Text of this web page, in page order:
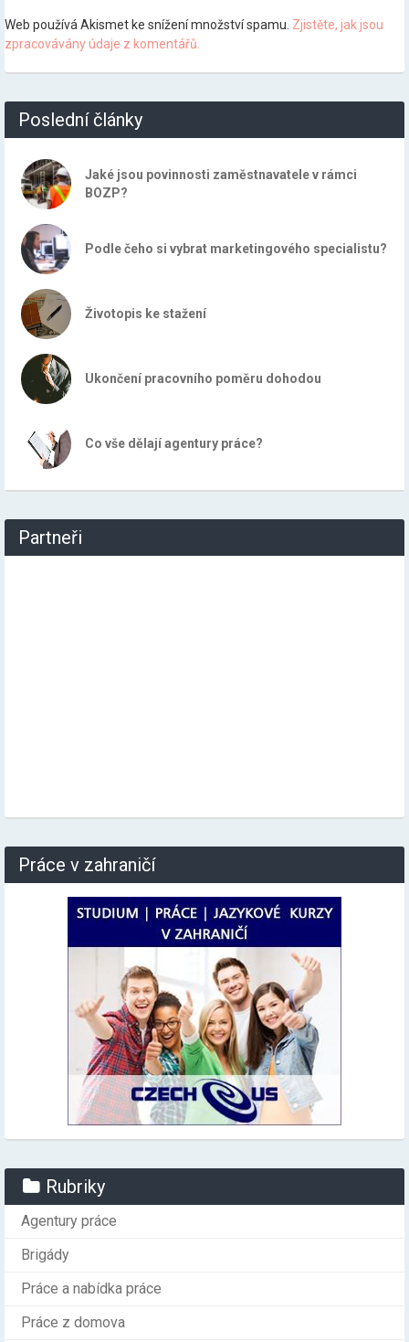
Web používá Akismet ke snížení množství spamu. Zjistěte, jak jsou
zpracovávány údaje z komentářů.
Poslední články
Jaké jsou povinnosti zaměstnavatele v rámci
BOZP?
Podle čeho si vybrat marketingového specialistu?
Životopis ke stažení
Ukončení pracovního poměru dohodou
Co vše dělají agentury práce?
Partneři
Práce v zahraničí
Rubriky
Agentury práce
Brigády
Práce a nabídka práce
Práce z domova